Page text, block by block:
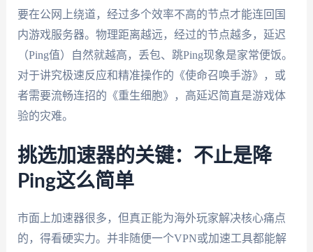
要在公网上绕道，经过多个效率不高的节点才能连回国
内游戏服务器。物理距离越远，经过的节点越多，延迟
（Ping值）自然就越高，丢包、跳Ping现象是家常便饭。
对于讲究极速反应和精准操作的《使命召唤手游》，或
者需要流畅连招的《重生细胞》，高延迟简直是游戏体
验的灾难。
挑选加速器的关键：不止是降
Ping这么简单
市面上加速器很多，但真正能为海外玩家解决核心痛点
的，得看硬实力。并非随便一个VPN或加速工具都能解